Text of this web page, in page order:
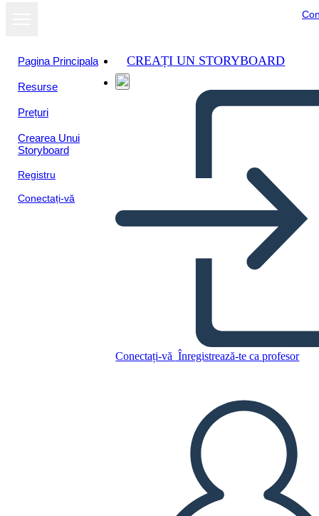
Pagina Principala
Resurse
Prețuri
Crearea Unui
Storyboard
Registru
Conectați-vă
CREAȚI UN STORYBOARD
Conectați-vă Înregistrează-te ca profesor
מגרש תרשים עבור להנחיל את
Copiați acest Storyboard
CREAȚI UN STORYBOARD
REDAȚI PREZENTAREA DE DIAPOZITIVE
CITESTE-MI